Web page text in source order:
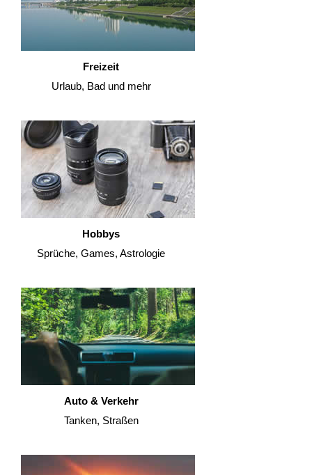
Freizeit
Urlaub, Bad und mehr
Hobbys
Sprüche, Games, Astrologie
Auto & Verkehr
Tanken, Straßen